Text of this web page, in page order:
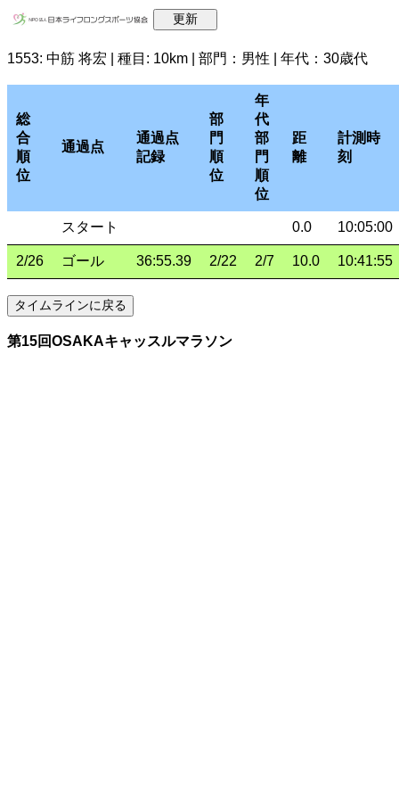
1553: 中筋 将宏 | 種目: 10km | 部門：男性 | 年代：30歳代
総
合
順
位
通過点
通過点
記録
部
門
順
位
年
代
部
門
順
位
距
離
計測時
刻
スタート 0.0 10:05:00
2/26 ゴール 36:55.39 2/22 2/7 10.0 10:41:55
第15回OSAKAキャッスルマラソン